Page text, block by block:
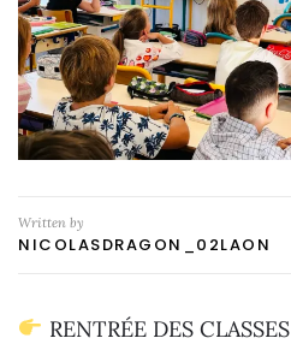
Written by
NICOLASDRAGON_02LAON
RENTRÉE DES CLASSES